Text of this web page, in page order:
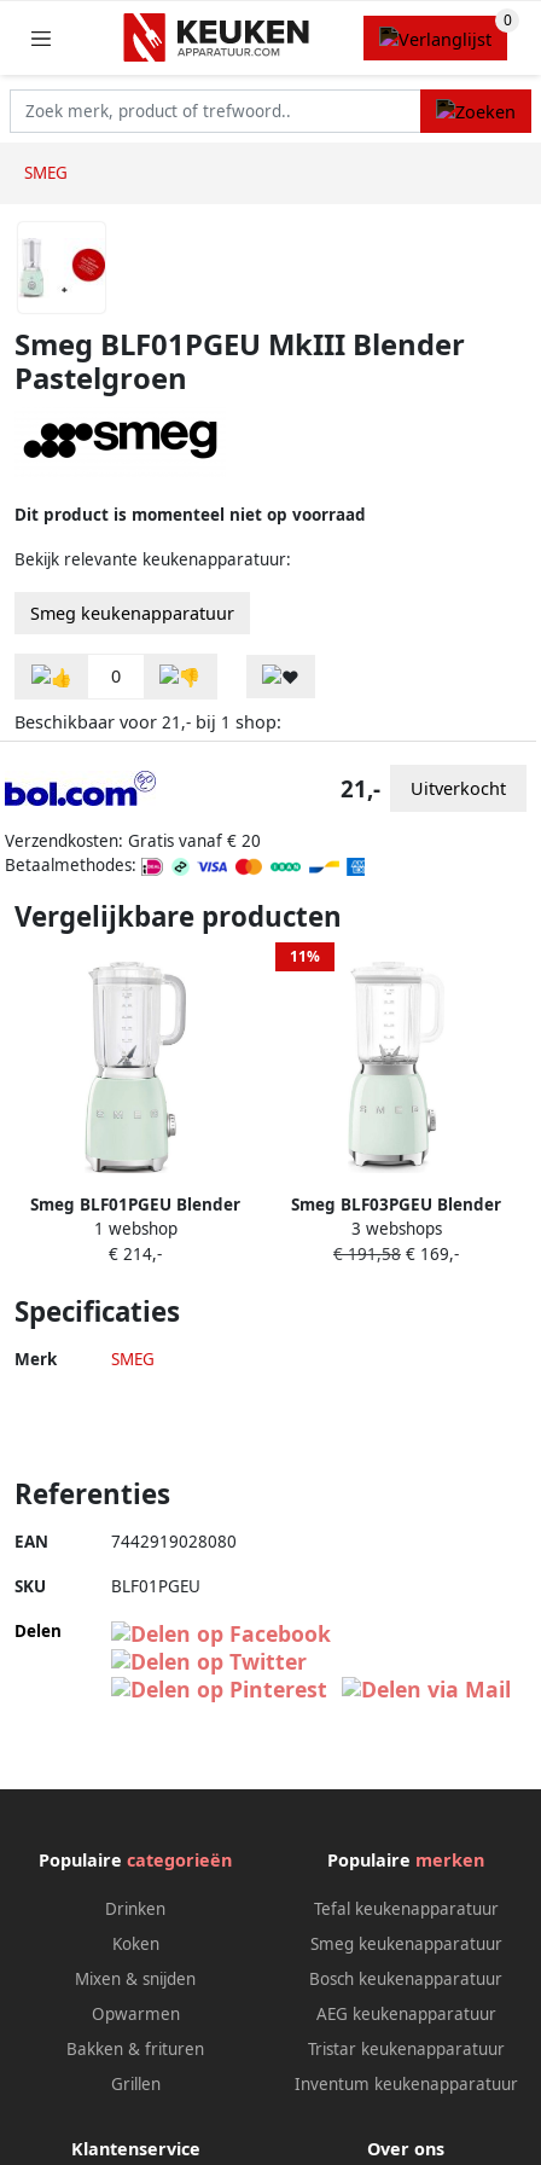
SMEG
Smeg BLF01PGEU MkIII Blender
Pastelgroen
Dit product is momenteel niet op voorraad
Bekijk relevante keukenapparatuur:
Smeg keukenapparatuur
0
Beschikbaar voor 21,- bij 1 shop:
Verzendkosten: Gratis vanaf € 20
Betaalmethodes:
21,- Uitverkocht
Vergelijkbare producten
Smeg BLF01PGEU Blender
Watergroen 800W 1 5L Jaren
'50-stijl
1 webshop
€ 214,-
11%
Smeg BLF03PGEU Blender
Smoothie Blender 800W 1 5L
Tritan™ Kan 4 Snelheden Ice
3 webshops
€ 191,58 € 169,-
Specificaties
Merk SMEG
Referenties
EAN 7442919028080
SKU BLF01PGEU
Delen
Populaire categorieën
Drinken
Koken
Mixen & snijden
Opwarmen
Bakken & frituren
Grillen
Populaire merken
Tefal keukenapparatuur
Smeg keukenapparatuur
Bosch keukenapparatuur
AEG keukenapparatuur
Tristar keukenapparatuur
Inventum keukenapparatuur
Klantenservice Over ons